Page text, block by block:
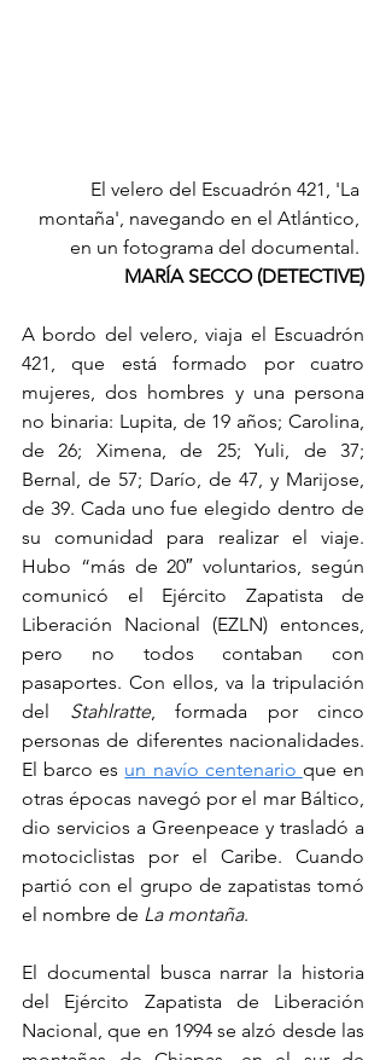
El velero del Escuadrón 421, 'La
montaña', navegando en el Atlántico,
en un fotograma del documental.
MARÍA SECCO (DETECTIVE)
A bordo del velero, viaja el Escuadrón
421, que está formado por cuatro
mujeres, dos hombres y una persona
no binaria: Lupita, de 19 años; Carolina,
de 26; Ximena, de 25; Yuli, de 37;
Bernal, de 57; Darío, de 47, y Marijose,
de 39. Cada uno fue elegido dentro de
su comunidad para realizar el viaje.
Hubo “más de 20″ voluntarios, según
comunicó el Ejército Zapatista de
Liberación Nacional (EZLN) entonces,
pero no todos contaban con
pasaportes. Con ellos, va la tripulación
del Stahlratte, formada por cinco
personas de diferentes nacionalidades.
El barco es un navío centenario que en
otras épocas navegó por el mar Báltico,
dio servicios a Greenpeace y trasladó a
motociclistas por el Caribe. Cuando
partió con el grupo de zapatistas tomó
el nombre de La montaña.
El documental busca narrar la historia
del Ejército Zapatista de Liberación
Nacional, que en 1994 se alzó desde las